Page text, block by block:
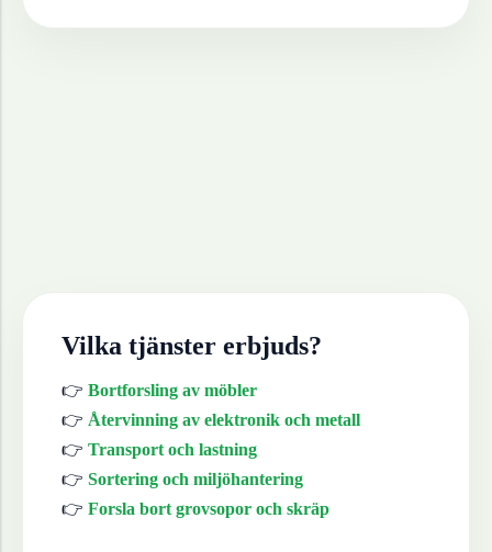
Vilka tjänster erbjuds?
👉 Bortforsling av möbler
👉 Återvinning av elektronik och metall
👉 Transport och lastning
👉 Sortering och miljöhantering
👉 Forsla bort grovsopor och skräp